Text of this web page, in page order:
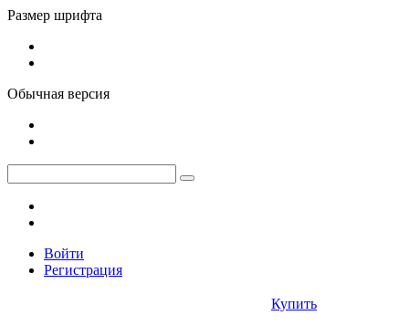
Размер шрифта
Обычная версия
Войти
Регистрация
Купить